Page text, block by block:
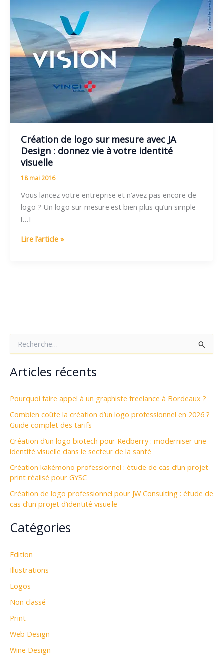
h
e
c
e
r
:
Articles récents
Pourquoi faire appel à un graphiste freelance à Bordeaux ?
Combien coûte la création d’un logo professionnel en 2026 ?
Guide complet des tarifs
Création d’un logo biotech pour Redberry : moderniser une
identité visuelle dans le secteur de la santé
Création kakémono professionnel : étude de cas d’un projet
print réalisé pour GYSC
Création de logo professionnel pour JW Consulting : étude de
cas d’un projet d’identité visuelle
Catégories
Edition
Illustrations
Logos
Non classé
Print
Web Design
Wine Design
Création de logo sur mesure avec JA
Design : donnez vie à votre identité
visuelle
18 mai 2016
Vous lancez votre entreprise et n’avez pas encore de
logo ? Un logo sur mesure est bien plus qu’un simple
[…]
Création
:
donnez
à
visuelle
Lire l’article »